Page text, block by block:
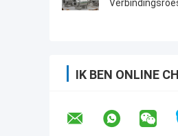
IK BEN ONLINE